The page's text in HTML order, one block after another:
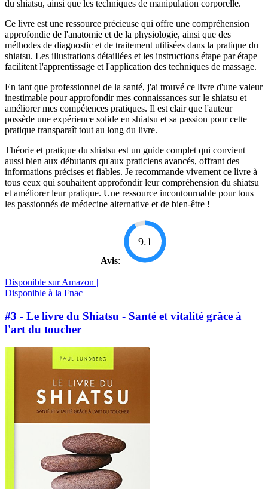
du shiatsu, ainsi que les techniques de manipulation corporelle.
Ce livre est une ressource précieuse qui offre une compréhension
approfondie de l'anatomie et de la physiologie, ainsi que des
méthodes de diagnostic et de traitement utilisées dans la pratique du
shiatsu. Les illustrations détaillées et les instructions étape par étape
facilitent l'apprentissage et l'application des techniques de massage.
En tant que professionnel de la santé, j'ai trouvé ce livre d'une valeur
inestimable pour approfondir mes connaissances sur le shiatsu et
améliorer mes compétences pratiques. Il est clair que l'auteur
possède une expérience solide en shiatsu et sa passion pour cette
pratique transparaît tout au long du livre.
Théorie et pratique du shiatsu est un guide complet qui convient
aussi bien aux débutants qu'aux praticiens avancés, offrant des
informations précises et fiables. Je recommande vivement ce livre à
tous ceux qui souhaitent approfondir leur compréhension du shiatsu
et améliorer leur pratique. Une ressource incontournable pour tous
les passionnés de médecine alternative et de bien-être !
Avis:
9.1
Disponible sur Amazon |
Disponible à la Fnac
#3 - Le livre du Shiatsu - Santé et vitalité grâce à
l'art du toucher